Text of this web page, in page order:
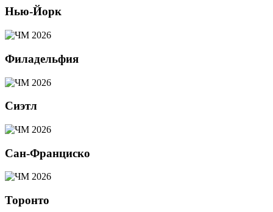
Нью-Йорк
Филадельфия
Сиэтл
Сан-Франциско
Торонто